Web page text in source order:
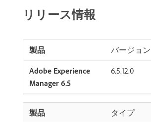
リリース情報
バージョン
6.5.12.0
タイプ